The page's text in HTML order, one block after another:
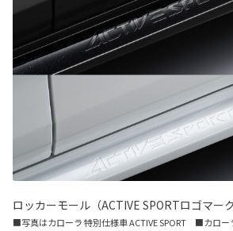
ロッカーモール（ACTIVE SPORTロゴマーク
■写真はカローラ 特別仕様車 ACTIVE SPORT ■カロー